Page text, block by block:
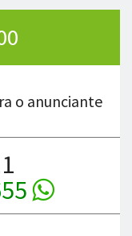
o anunciante